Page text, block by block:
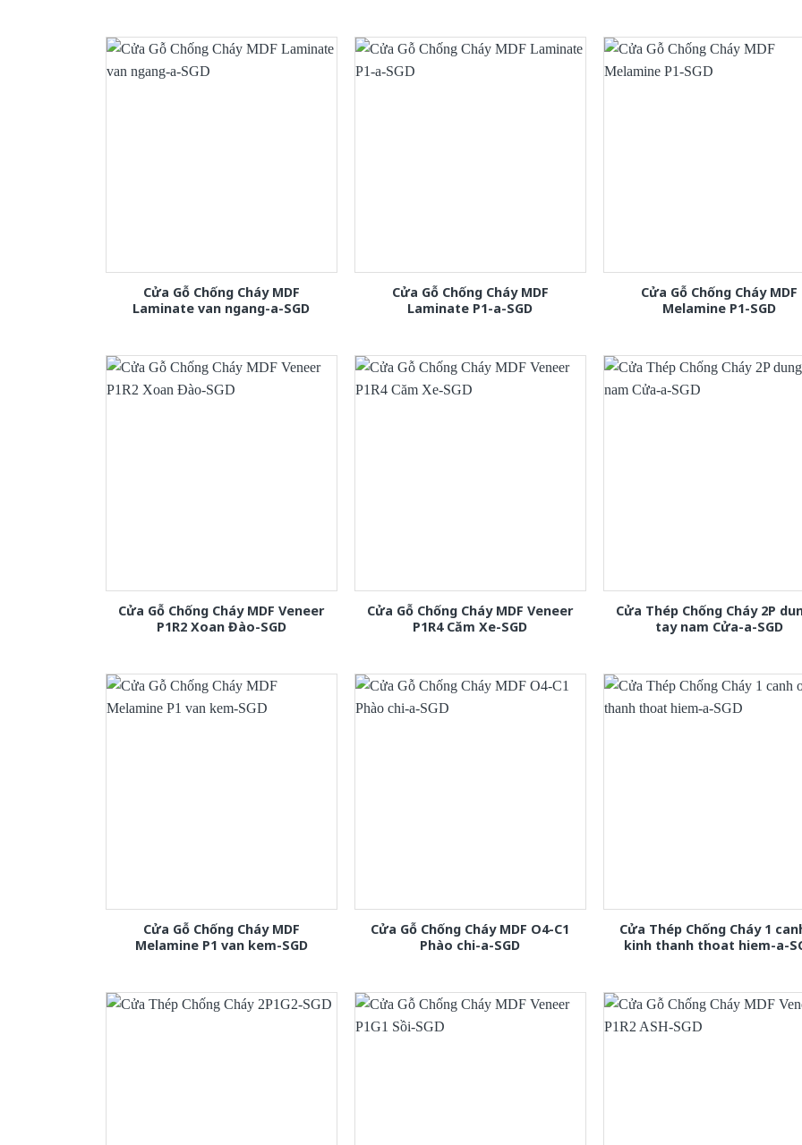
Cửa Gỗ Chống Cháy MDF
Laminate van ngang-a-SGD
Cửa Gỗ Chống Cháy MDF
Laminate P1-a-SGD
Cửa Gỗ Chống Cháy MDF
Melamine P1-SGD
Cửa Gỗ Chống Cháy MDF Veneer
P1R2 Xoan Đào-SGD
Cửa Gỗ Chống Cháy MDF Veneer
P1R4 Căm Xe-SGD
Cửa Thép Chống Cháy 2P
tay nam Cửa-a-SGD
Cửa Gỗ Chống Cháy MDF
Melamine P1 van kem-SGD
Cửa Gỗ Chống Cháy MDF O4-C1
Phào chi-a-SGD
Cửa Thép Chống Cháy 1
kinh thanh thoat hiem-a-